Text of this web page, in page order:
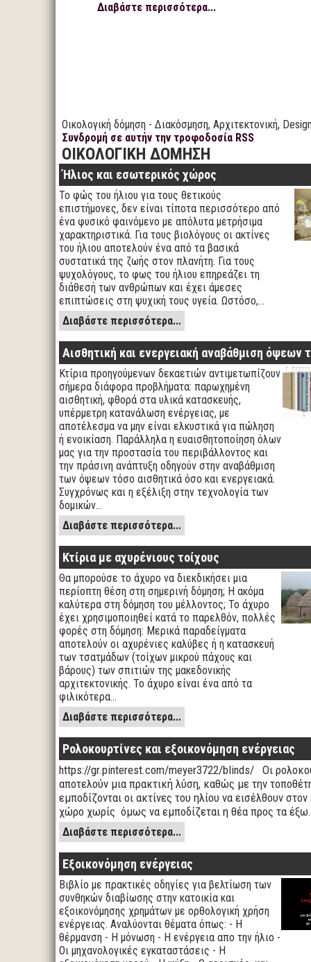
Διαβάστε περισσότερα...
Οικολογική δόμηση - Διακόσμηση, Αρχιτεκτονική,
Συνδρομή σε αυτήν την τροφοδοσία RSS
ΟΙΚΟΛΟΓΙΚΗ ΔΟΜΗΣΗ
Ήλιος και εσωτερικός χώρος
Το φώς του ήλιου για τους θετικούς
επιστήμονες, δεν είναι τίποτα περισσότερο από
ένα φυσικό φαινόμενο με απόλυτα μετρήσιμα
χαρακτηριστικά. Για τους βιολόγους οι ακτίνες
του ήλιου αποτελούν ένα από τα βασικά
συστατικά της ζωής στον πλανήτη. Για τους
ψυχολόγους, το φως του ήλιου επηρεάζει τη
διάθεσή των ανθρώπων και έχει άμεσες
επιπτώσεις στη ψυχική τους υγεία. Ωστόσο,…
Διαβάστε περισσότερα...
Αισθητική και ενεργειακή αναβάθμιση όψεων
Κτίρια προηγούμενων δεκαετιών αντιμετωπίζουν
σήμερα διάφορα προβλήματα: παρωχημένη
αισθητική, φθορά στα υλικά κατασκευής,
υπέρμετρη κατανάλωση ενέργειας, με
αποτέλεσμα να μην είναι ελκυστικά για πώληση
ή ενοικίαση. Παράλληλα η ευαισθητοποίηση όλων
μας για την προστασία του περιβάλλοντος και
την πράσινη ανάπτυξη οδηγούν στην αναβάθμιση
των όψεων τόσο αισθητικά όσο και ενεργειακά.
Συγχρόνως και η εξέλιξη στην τεχνολογία των
δομικών…
Διαβάστε περισσότερα...
Κτίρια με αχυρένιους τοίχους
Θα μπορούσε το άχυρο να διεκδικήσει μια
περίοπτη θέση στη σημερινή δόμηση; Η ακόμα
καλύτερα στη δόμηση του μέλλοντος; Το άχυρο
έχει χρησιμοποιηθεί κατά το παρελθόν, πολλές
φορές στη δόμηση: Μερικά παραδείγματα
αποτελούν οι αχυρένιες καλύβες ή η κατασκευή
των τσατμάδων (τοίχων μικρού πάχους και
βάρους) των σπιτιών της μακεδονικής
αρχιτεκτονικής. Το άχυρο είναι ένα από τα
φιλικότερα…
Διαβάστε περισσότερα...
Ρολοκουρτίνες και εξοικονόμηση ενέργειας
https://gr.pinterest.com/meyer3722/blinds/ Οι
αποτελούν μια πρακτική λύση, καθώς με την
εμποδίζονται οι ακτίνες του ηλίου να εισέλθουν
χώρο χωρίς όμως να εμποδίζεται η θέα προς τα έξω.
Διαβάστε περισσότερα...
Εξοικονόμηση ενέργειας
Βιβλίο με πρακτικές οδηγίες για βελτίωση των
συνθηκών διαβίωσης στην κατοικία και
εξοικονόμησης χρημάτων με ορθολογική χρήση
ενέργειας. Αναλύονται θέματα όπως: - Η
θέρμανση - Η μόνωση - Η ενέργεια απο την ήλιο -
Οι μηχανολογικές εγκαταστάσεις - Η